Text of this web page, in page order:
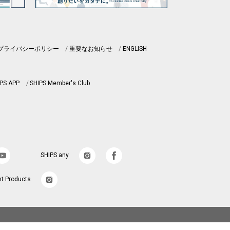
ライバシーポリシー 重要なお知らせ ENGLISH
APP SHIPS Member's Club
SHIPS any
Products